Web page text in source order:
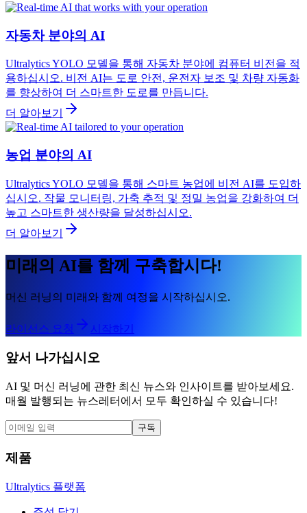
자동차 분야의 AI
Ultralytics YOLO 모델을 통해 자동차 분야에 컴퓨터 비전을 적
용하십시오. 비전 AI는 도로 안전, 운전자 보조 및 차량 자동화
를 향상하여 더 스마트한 도로를 만듭니다.
더 알아보기
농업 분야의 AI
Ultralytics YOLO 모델을 통해 스마트 농업에 비전 AI를 도입하
십시오. 작물 모니터링, 가축 추적 및 정밀 농업을 강화하여 더
높고 스마트한 생산량을 달성하십시오.
더 알아보기
미래의 AI를 함께 구축합시다!
머신 러닝의 미래와 함께 여정을 시작하십시오.
라이선스 요청 시작하기
앞서 나가십시오
AI 및 머신 러닝에 관한 최신 뉴스와 인사이트를 받아보세요.
매월 발행되는 뉴스레터에서 모두 확인하실 수 있습니다!
구독
제품
Ultralytics 플랫폼